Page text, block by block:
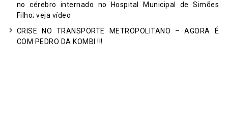
no cérebro internado no Hospital Municipal de Simões
Filho; veja vídeo
CRISE NO TRANSPORTE METROPOLITANO – AGORA É
COM PEDRO DA KOMBI !!!